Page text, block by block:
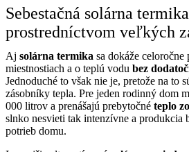
Sebestačná solárna
prostredníctvom veľkých
Aj solárna termika sa dokáže
miestnostiach a o teplú vodu bez
Jednoduché to však nie je, pretože na to
zásobníky tepla. Pre jeden rodinný dom
000 litrov a prenášajú prebytočné teplo
slnko nesvieti tak intenzívne a produkcia
potrieb domu.